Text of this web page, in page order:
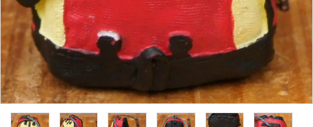
INFORMATION
ACCOUNT MENU
ようこそ ゲスト 様
meeting_room ログイン person 新規会員登録